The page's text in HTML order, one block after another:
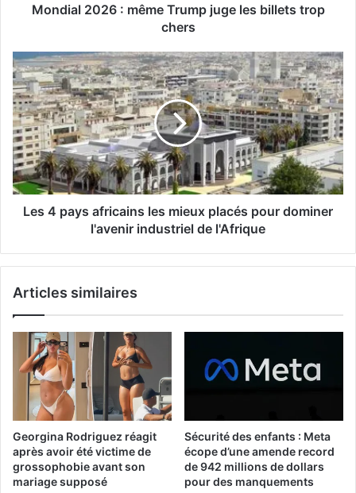
Mondial 2026 : même Trump juge les billets trop
chers
Les 4 pays africains les mieux placés pour dominer
l'avenir industriel de l'Afrique
Articles similaires
Georgina Rodriguez réagit
après avoir été victime de
grossophobie avant son
mariage supposé
Sécurité des enfants : Meta
écope d’une amende record
de 942 millions de dollars
pour des manquements